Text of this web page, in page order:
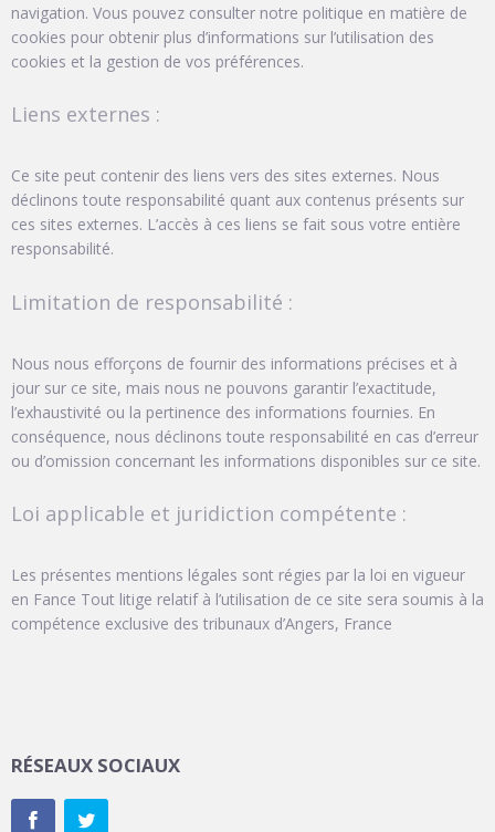
navigation. Vous pouvez consulter notre politique en matière de
cookies pour obtenir plus d’informations sur l’utilisation des
cookies et la gestion de vos préférences.
Liens externes :
Ce site peut contenir des liens vers des sites externes. Nous
déclinons toute responsabilité quant aux contenus présents sur
ces sites externes. L’accès à ces liens se fait sous votre entière
responsabilité.
Limitation de responsabilité :
Nous nous efforçons de fournir des informations précises et à
jour sur ce site, mais nous ne pouvons garantir l’exactitude,
l’exhaustivité ou la pertinence des informations fournies. En
conséquence, nous déclinons toute responsabilité en cas d’erreur
ou d’omission concernant les informations disponibles sur ce site.
Loi applicable et juridiction compétente :
Les présentes mentions légales sont régies par la loi en vigueur
en Fance Tout litige relatif à l’utilisation de ce site sera soumis à la
compétence exclusive des tribunaux d’Angers, France
RÉSEAUX SOCIAUX